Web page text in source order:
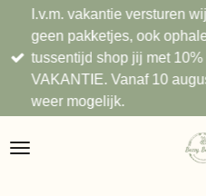
direct
naar
hoofdinhoud
I.v.m. vakantie versturen
geen pakketjes, ook
tussentijd shop jij met
VAKANTIE. Vanaf 10
weer mogelijk.